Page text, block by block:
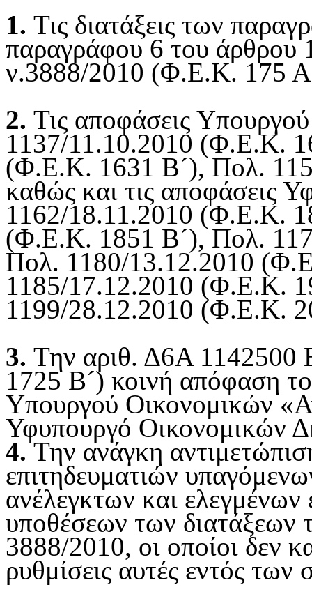
1. Τις διατάξεις των
παραγράφου 6 του άρθρου
ν.3888/2010 (Φ.Ε.Κ. 175
2. Τις αποφάσεις
1137/11.10.2010 (Φ.Ε.Κ.
(Φ.Ε.Κ. 1631 Β´), Πολ.
καθώς και τις αποφάσεις
1162/18.11.2010 (Φ.Ε.Κ.
(Φ.Ε.Κ. 1851 Β´), Πολ.
Πολ. 1180/13.12.2010
1185/17.12.2010 (Φ.Ε.Κ.
1199/28.12.2010 (Φ.Ε.Κ.
3. Την αριθ. Δ6Α
1725 Β´) κοινή απόφαση
Υπουργού Οικονομικών
Υφυπουργό Οικονομικών
4.Την ανάγκη
επιτηδευματιών
ανέλεγκτων και
υποθέσεων των διατάξεων
3888/2010, οι οποίοι δεν
ρυθμίσεις αυτές εντός